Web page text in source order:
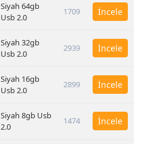
Siyah 64gb
Usb 2.0
1709 İncele
Siyah 32gb
Usb 2.0
2939 İncele
Siyah 16gb
Usb 2.0
2899 İncele
Siyah 8gb Usb
2.0
1474 İncele